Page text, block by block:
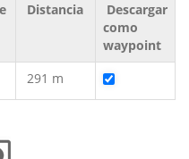
Distancia
Descargar
como
waypoint
291 m